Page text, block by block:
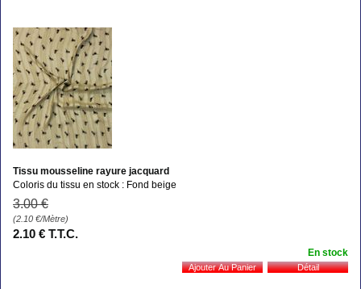
Tissu mousseline rayure jacquard
Coloris du tissu en stock : Fond beige
3.00 €
(2.10 €/Mètre)
2.10 € T.T.C.
En stock